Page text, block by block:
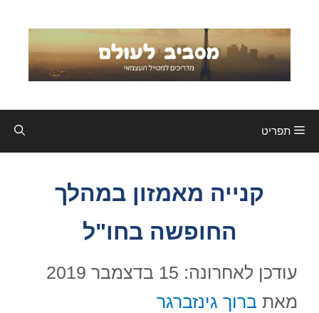
תפריט
קנייה מאמזון במהלך
החופשה בחו"ל
עודכן לאחרונה: 15 בדצמבר 2019
מאת ברוך גינזברגר